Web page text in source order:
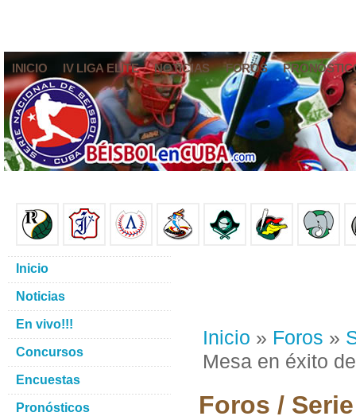
INICIO IV LIGA ELITE NOTICIAS FOROS
Inicio » Foros »
Mesa en éxito
Foros /
Inicio
Noticias
En vivo!!!
Concursos
Encuestas
Pronósticos